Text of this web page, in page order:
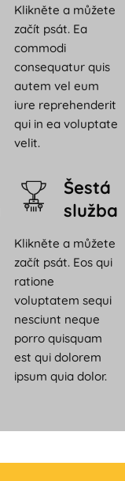
Klikněte a můžete
začít psát. Ea
commodi
consequatur quis
autem vel eum
iure reprehenderit
qui in ea voluptate
velit.
Šestá
služba
Klikněte a můžete
začít psát. Eos qui
ratione
voluptatem sequi
nesciunt neque
porro quisquam
est qui dolorem
ipsum quia dolor.